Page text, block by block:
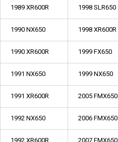
1989 XR600R 1998 SLR650
1990 NX650 1998 XR600R
1990 XR600R 1999 FX650
1991 NX650 1999 NX650
1991 XR600R 2005 FMX650
1992 NX650 2006 FMX650
1992 XR600R 2007 FMX650